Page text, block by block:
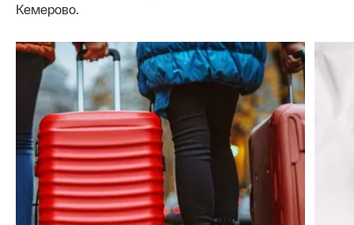
Кемерово.